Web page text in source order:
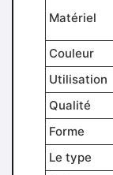
Matériel
Couleur
Utilisation
Qualité
Forme
Le type